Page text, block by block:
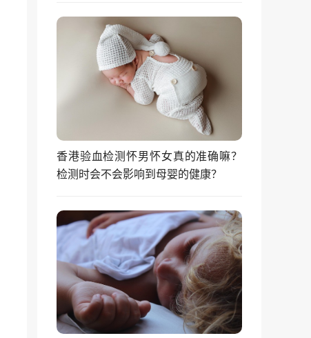
香港验血检测怀男怀女真的准确嘛？
检测时会不会影响到母婴的健康？